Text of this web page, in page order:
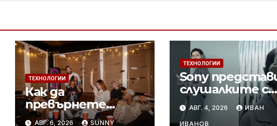
ТЕХНОЛОГИИ
Как да
превърнете
летните
АВГ. 6, 2026 SUNNY
ТЕХНОЛОГИИ
Sony
слушалките с
шумопотискане
WH-1000XM6 в
АВГ. 4, 2026 ИВАН
ИВАНОВ